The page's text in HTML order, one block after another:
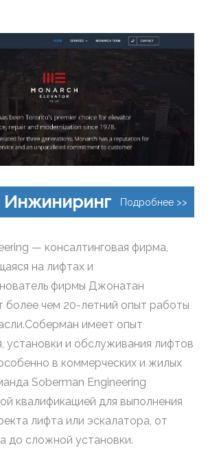
Подробнее >>
— консалтинговая фирма,
на лифтах и
фирмы Джонатан
более чем 20-летний опыт работы
имеет опыт
установки и обслуживания лифтов
в коммерческих и жилых
Soberman Engineering
квалификацией для выполнения
лифта или эскалатора, от
до сложной установки.